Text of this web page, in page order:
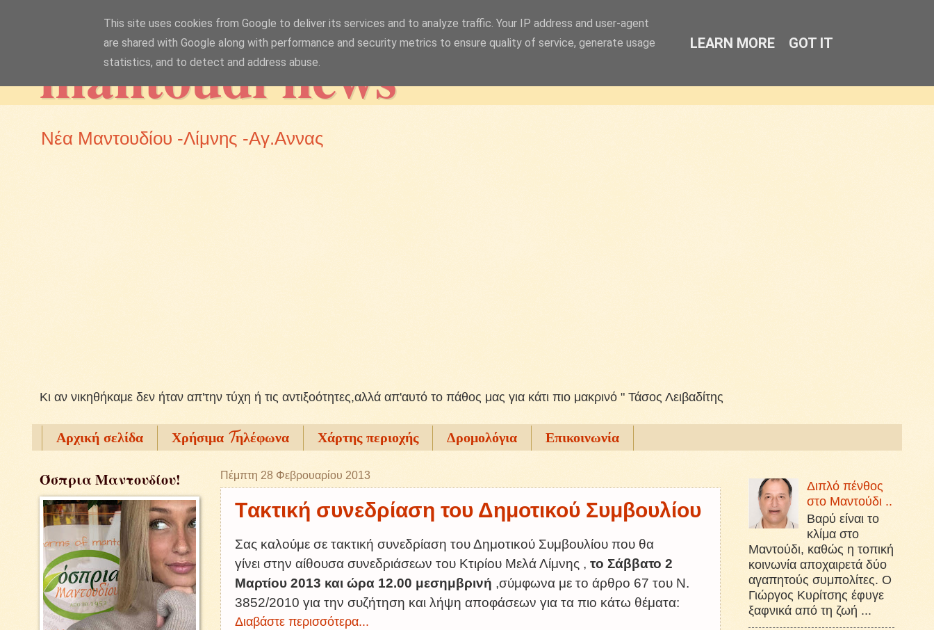
mantoudi news
Νέα Μαντουδίου -Λίμνης -Αγ.Αννας
Kι αν νικηθήκαμε δεν ήταν απ'την τύχη ή τις αντιξοότητες,αλλά απ'αυτό το πάθος μας για κάτι πιο μακρινό " Τάσος Λειβαδίτης
Αρχική σελίδα Χρήσιμα Tηλέφωνα Χάρτης περιοχής Δρομολόγια Επικοινωνία
Πέμπτη 28 Φεβρουαρίου 2013
Tακτική συνεδρίαση του Δημοτικού Συμβουλίου
Σας καλούμε σε τακτική συνεδρίαση του Δημοτικού Συμβουλίου που θα
γίνει στην αίθουσα συνεδριάσεων του Κτιρίου Μελά Λίμνης , τo Σάββατο 2
Μαρτίου 2013 και ώρα 12.00 μεσημβρινή ,σύμφωνα με το άρθρο 67 του Ν.
3852/2010 για την συζήτηση και λήψη αποφάσεων για τα πιο κάτω θέματα:
Διαβάστε περισσότερα...
Όσπρια Μαντουδίου!
Διπλό πένθος
στο Μαντούδι ..
Βαρύ είναι το
κλίμα στο
Μαντούδι, καθώς η τοπική
κοινωνία αποχαιρετά δύο
αγαπητούς συμπολίτες. Ο
Γιώργος Κυρίτσης έφυγε
ξαφνικά από τη ζωή ...
This site uses cookies from Google to deliver its services and to analyze traffic. Your IP address and user-agent
are shared with Google along with performance and security metrics to ensure quality of service, generate usage
statistics, and to detect and address abuse.
LEARN MORE GOT IT